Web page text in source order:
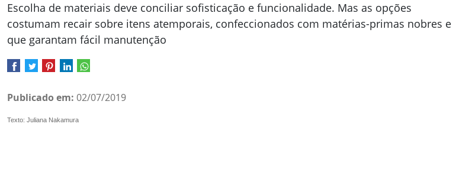
Escolha de materiais deve conciliar sofisticação e funcionalidade. Mas as opções
costumam recair sobre itens atemporais, confeccionados com matérias-primas nobres e
que garantam fácil manutenção
Publicado em: 02/07/2019
Texto: Juliana Nakamura